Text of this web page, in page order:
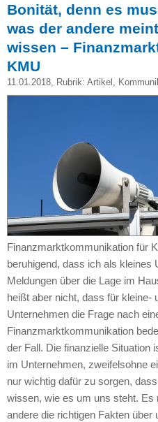
Bonität, denn es
was der andere
wissen –
KMU
11.01.2018, Rubrik: Artikel
Finanzmarktkommunikation für
beruhigend, dass ich als kleines
Meldungen über die Lage im
heißt aber nicht, dass für kleine-
Unternehmen die Frage nach
Finanzmarktkommunikation
der Fall. Die finanzielle Situation
im Unternehmen, zweifelsohne
nur wichtig dafür zu sorgen,
wissen, wie es um uns steht.
andere die richtigen Fakten über